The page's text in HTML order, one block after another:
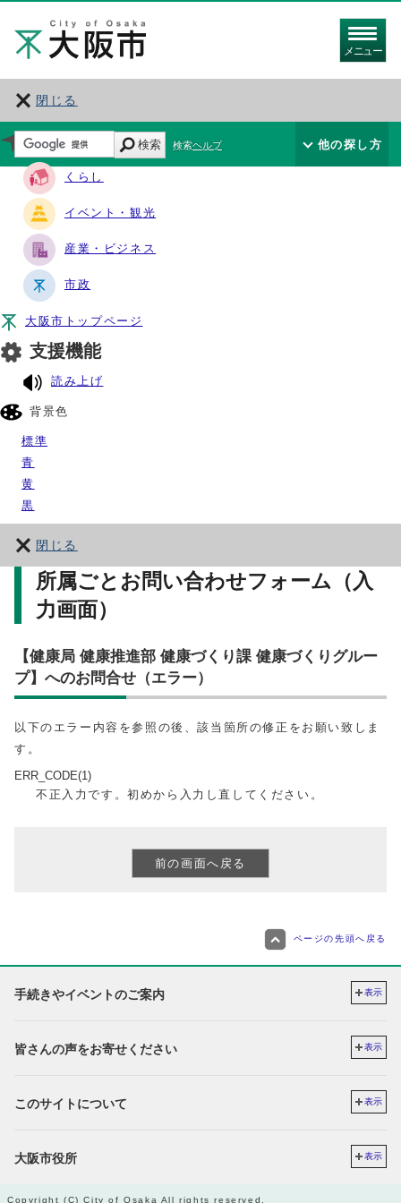
メニュー
閉じる
サイト・ナビ
くらし
イベント・観光
産業・ビジネス
市政
大阪市トップページ
支援機能
読み上げ
背景色
標準
青
黄
黒
閉じる
検索 検索ヘルプ 他の探し方
所属ごとお問い合わせフォーム（入
力画面）
【健康局 健康推進部 健康づくり課 健康づくりグルー
プ】へのお問合せ（エラー）
以下のエラー内容を参照の後、該当箇所の修正をお願い致しま
す。
ERR_CODE(1)
不正入力です。初めから入力し直してください。
ページの先頭へ戻る
手続きやイベントのご案内 表示
皆さんの声をお寄せください 表示
このサイトについて 表示
大阪市役所 表示
Copyright (C) City of Osaka All rights reserved.